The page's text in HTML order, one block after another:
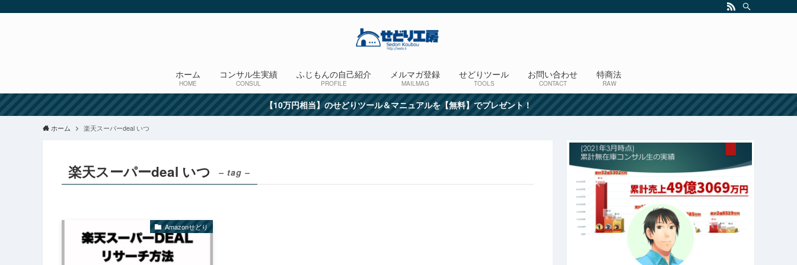
ホーム
HOME
コンサル生実績
CONSUL
ふじもんの自己紹介
PROFILE
メルマガ登録
MAILMAG
せどりツール
TOOLS
お問い合わせ
CONTACT
特商法
RAW
【10万円相当】のせどりツール＆マニュアルを【無料】でプレゼント！
ホーム 楽天スーパーdeal いつ
楽天スーパーdeal いつ – tag –
Amazonせどり